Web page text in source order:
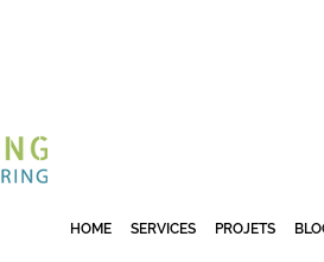
HOME SERVICES PROJETS